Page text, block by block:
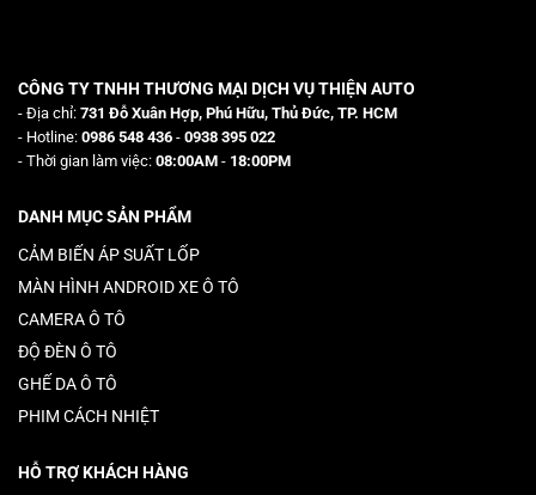
CÔNG TY TNHH THƯƠNG MẠI DỊCH VỤ THIỆN AUTO
- Địa chỉ: 731 Đỗ Xuân Hợp, Phú Hữu, Thủ Đức, TP. HCM
- Hotline: 0986 548 436 - 0938 395 022
- Thời gian làm việc: 08:00AM - 18:00PM
DANH MỤC SẢN PHẨM
CẢM BIẾN ÁP SUẤT LỐP
MÀN HÌNH ANDROID XE Ô TÔ
CAMERA Ô TÔ
ĐỘ ĐÈN Ô TÔ
GHẾ DA Ô TÔ
PHIM CÁCH NHIỆT
HỖ TRỢ KHÁCH HÀNG